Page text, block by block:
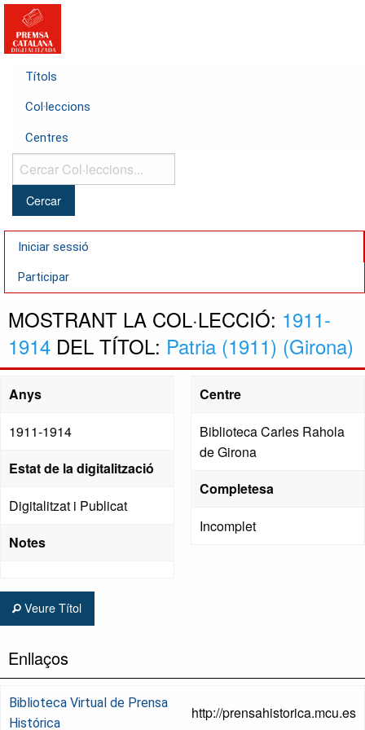
Títols
Col·leccions
Centres
Cercar
Col·leccions...
Iniciar sessió
Participar
MOSTRANT LA COL·LECCIÓ: 1911-
1914 DEL TÍTOL: Patria (1911) (Girona)
Anys
1911-1914
Estat de la digitalització
Digitalitzat i Publicat
Notes
Centre
Biblioteca Carles Rahola
de Girona
Completesa
Incomplet
Veure Títol
Enllaços
Biblioteca Virtual de Prensa
Histórica
http://prensahistorica.mcu.es